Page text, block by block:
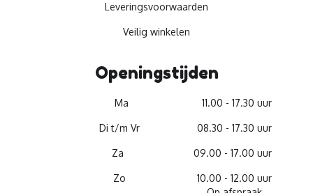
Leveringsvoorwaarden
Veilig winkelen
Openingstijden
Ma 11.00 - 17.30 uur
Di t/m Vr 08.30 - 17.30 uur
Za 09.00 - 17.00 uur
Zo
10.00 - 12.00 uur